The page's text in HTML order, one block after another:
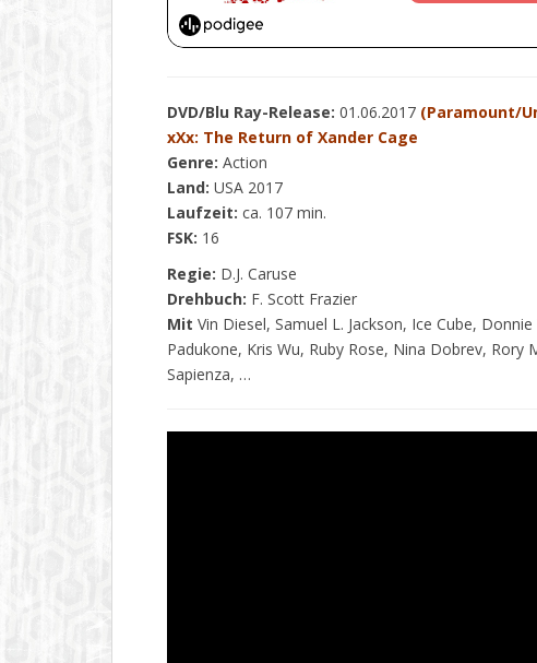
DVD/Blu Ray-Release: 01.06.2017 (Paramount/
xXx: The Return of Xander Cage
Genre: Action
Land: USA 2017
Laufzeit: ca. 107 min.
FSK: 16
Regie: D.J. Caruse
Drehbuch: F. Scott Frazier
Mit Vin Diesel, Samuel L. Jackson, Ice Cube,
Padukone, Kris Wu, Ruby Rose, Nina Dobrev, Rory
Sapienza, …